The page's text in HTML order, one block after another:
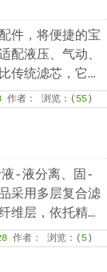
件，将便捷的宝
配液压、气动、
传统滤芯，它安
四大核心优势
作者： 浏览：( 55 )
-液分离、固-
采用多层复合滤
维层，依托精密
过滤、大纳污容
。
作者： 浏览：( 5 )